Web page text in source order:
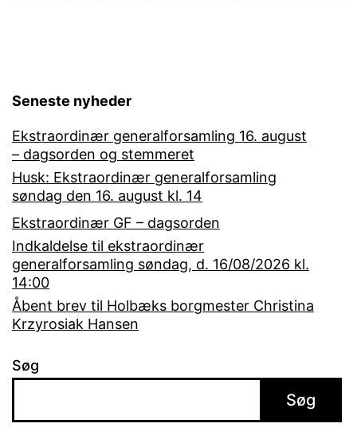
Seneste nyheder
Ekstraordinær generalforsamling 16. august
– dagsorden og stemmeret
Husk: Ekstraordinær generalforsamling
søndag den 16. august kl. 14
Ekstraordinær GF – dagsorden
Indkaldelse til ekstraordinær
generalforsamling søndag, d. 16/08/2026 kl.
14:00
Åbent brev til Holbæks borgmester Christina
Krzyrosiak Hansen
Søg
Søg